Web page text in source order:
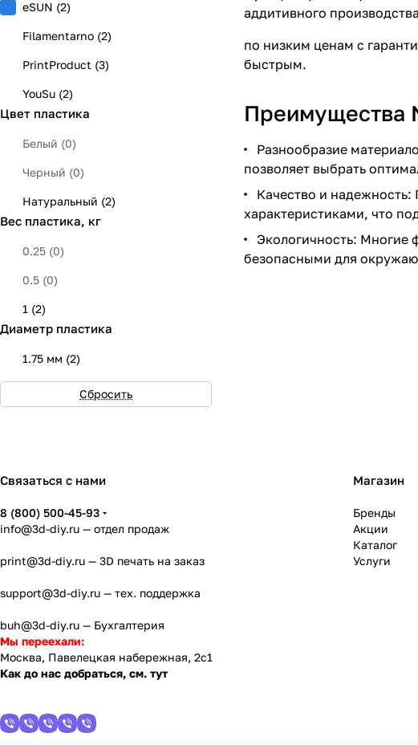
аддитивного
по низким ценам с
быстрым.
Преимущества
Разнообразие
позволяет выбрать
Качество и
характеристиками, что
Экологичность: Многие
безопасными для
eSUN (2)
Filamentarno (2)
PrintProduct (3)
YouSu (2)
Цвет пластика
Белый (0)
Черный (0)
Натуральный (2)
Вес пластика, кг
0.25 (0)
0.5 (0)
1 (2)
Диаметр пластика
1.75 мм (2)
Сбросить
Связаться с нами
8 (800) 500-45-93
info@3d-diy.ru — отдел продаж
print@3d-diy.ru — 3D печать на заказ
support@3d-diy.ru — тех. поддержка
buh@3d-diy.ru — Бухгалтерия
Мы переехали:
Москва, Павелецкая набережная, 2с1
Как до нас добраться, см. тут
Магазин
Бренды
Акции
Каталог
Услуги